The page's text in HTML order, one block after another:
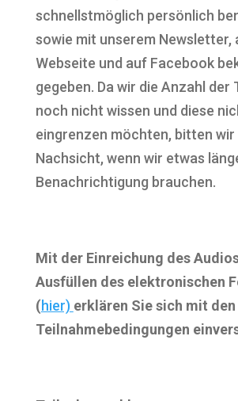
schnellstmöglich persönlich
sowie mit unserem Newsletter,
Webseite und auf Facebook
gegeben. Da wir die Anzahl der
noch nicht wissen und diese
eingrenzen möchten, bitten wir
Nachsicht, wenn wir etwas
Benachrichtigung brauchen.
Mit der Einreichung des
Ausfüllen des elektronischen
(hier) erklären Sie sich mit den
Teilnahmebedingungen